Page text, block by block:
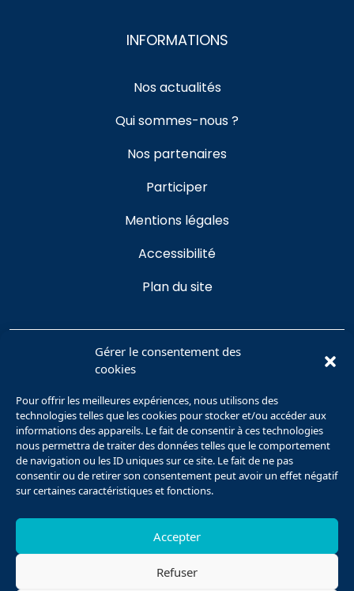
Gérer le consentement des
cookies
Pour offrir les meilleures expériences, nous utilisons des
technologies telles que les cookies pour stocker et/ou accéder aux
informations des appareils. Le fait de consentir à ces technologies
nous permettra de traiter des données telles que le comportement
de navigation ou les ID uniques sur ce site. Le fait de ne pas
consentir ou de retirer son consentement peut avoir un effet négatif
sur certaines caractéristiques et fonctions.
Accepter
Refuser
INFORMATIONS
Nos actualités
Qui sommes-nous ?
Nos partenaires
Participer
Mentions légales
Accessibilité
Plan du site
CONTACT
Plateforme Humanités Numériques
Université de Picardie Jules Verne
10 rue des Français Libres
80080 Amiens